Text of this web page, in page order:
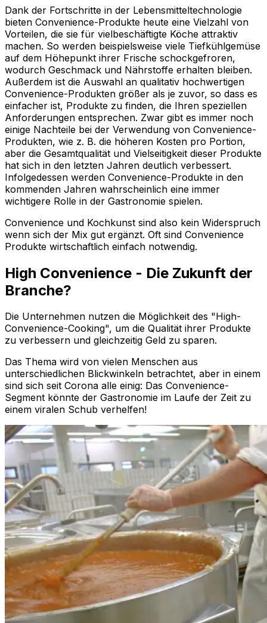
Dank der Fortschritte in der Lebensmitteltechnologie
bieten Convenience-Produkte heute eine Vielzahl von
Vorteilen, die sie für vielbeschäftigte Köche attraktiv
machen. So werden beispielsweise viele Tiefkühlgemüse
auf dem Höhepunkt ihrer Frische schockgefroren,
wodurch Geschmack und Nährstoffe erhalten bleiben.
Außerdem ist die Auswahl an qualitativ hochwertigen
Convenience-Produkten größer als je zuvor, so dass es
einfacher ist, Produkte zu finden, die Ihren speziellen
Anforderungen entsprechen. Zwar gibt es immer noch
einige Nachteile bei der Verwendung von Convenience-
Produkten, wie z. B. die höheren Kosten pro Portion,
aber die Gesamtqualität und Vielseitigkeit dieser Produkte
hat sich in den letzten Jahren deutlich verbessert.
Infolgedessen werden Convenience-Produkte in den
kommenden Jahren wahrscheinlich eine immer
wichtigere Rolle in der Gastronomie spielen.
Convenience und Kochkunst sind also kein Widerspruch
wenn sich der Mix gut ergänzt. Oft sind Convenience
Produkte wirtschaftlich einfach notwendig.
High Convenience - Die Zukunft der
Branche?
Die Unternehmen nutzen die Möglichkeit des "High-
Convenience-Cooking", um die Qualität ihrer Produkte
zu verbessern und gleichzeitig Geld zu sparen.
Das Thema wird von vielen Menschen aus
unterschiedlichen Blickwinkeln betrachtet, aber in einem
sind sich seit Corona alle einig: Das Convenience-
Segment könnte der Gastronomie im Laufe der Zeit zu
einem viralen Schub verhelfen!